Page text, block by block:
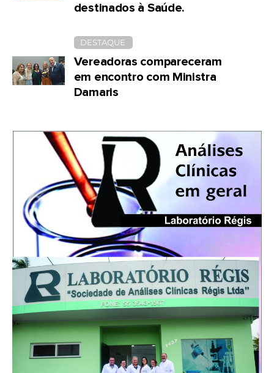
destinados à Saúde.
DESTAQUE
Vereadoras compareceram
em encontro com Ministra
Damaris